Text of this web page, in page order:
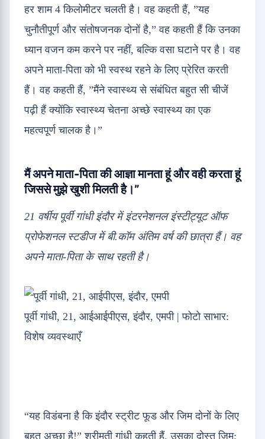
हर शाम 4 किलोमीटर चलती है। वह कहती हैं, ”यह
चुनौतीपूर्ण और संतोषजनक दोनों है,” वह कहती हैं कि उनका
ध्यान वजन कम करने पर नहीं, बल्कि वसा घटाने पर है। वह
अपने माता-पिता को भी स्वस्थ रहने के लिए प्रेरित करती
हैं। वह कहती हैं, ”मैंने स्वास्थ्य से संबंधित बहुत सी चीजें
पढ़ी हैं क्योंकि स्वास्थ्य चेतना अच्छे स्वास्थ्य का एक
महत्वपूर्ण चालक है।”
मैं अपने माता-पिता की आज्ञा मानता हूं और वही करता हूं
जिससे मुझे खुशी मिलती है।”
21 वर्षीय पूर्वी गांधी इंदौर में इंटरनेशनल इंस्टीट्यूट ऑफ
प्रोफेशनल स्टडीज में बी.कॉम अंतिम वर्ष की छात्रा हैं। वह
अपने माता-पिता के साथ रहती है।
पूर्वी गांधी, 21, आईआईपीएस, इंदौर, एमपी | फोटो साभार:
विशेष व्यवस्थाएँ
“यह विडंबना है कि इंदौर स्ट्रीट फूड और जिम दोनों के लिए
बहुत अच्छा है!” श्रीमती गांधी कहती हैं. उसका दोस्त जिम;